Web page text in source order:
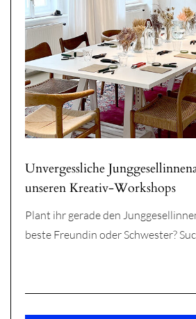
Unvergessliche
unseren Kreativ-Workshops
Plant ihr gerade den
beste Freundin oder Schwester?